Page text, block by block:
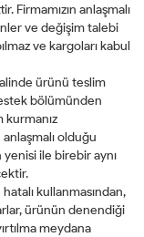
Firmamızın anlaşmalı
ve değişim talebi
ve kargoları kabul
ürünü teslim
bölümünden
kurmanız
olduğu
yenisi ile birebir aynı
kullanmasından,
ürünün denendiği
meydana